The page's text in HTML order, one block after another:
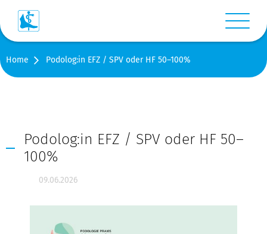
Menü
Kontakt
Suche
Home Podolog:in EFZ / SPV oder HF 50–100%
Podolog:in EFZ / SPV oder HF 50–
100%
09.06.2026